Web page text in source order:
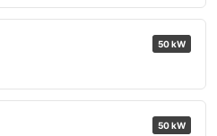
50 kW
50 kW